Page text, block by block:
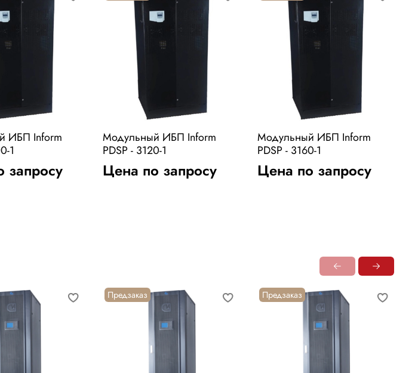
ИБП Inform
1
запросу
Модульный ИБП Inform
PDSP - 3120-1
Цена по запросу
Модульный ИБП Inform
PDSP - 3160-1
Цена по запросу
Предзаказ Предзаказ